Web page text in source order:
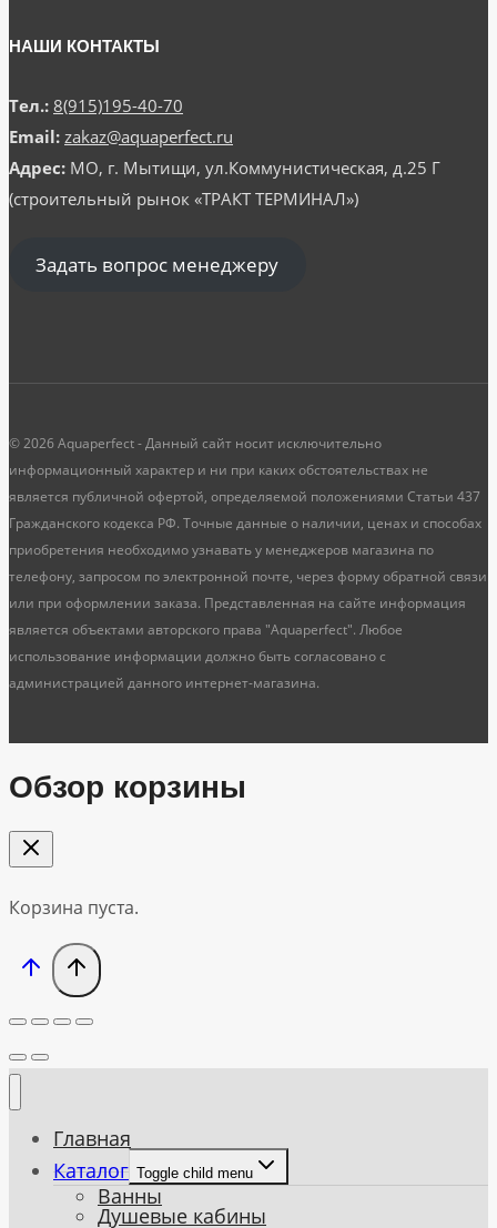
НАШИ КОНТАКТЫ
Тел.: 8(915)195-40-70
Email: zakaz@aquaperfect.ru
Адрес: МО, г. Мытищи, ул.Коммунистическая, д.25 Г
(строительный рынок «ТРАКТ ТЕРМИНАЛ»)
Задать вопрос менеджеру
© 2026 Aquaperfect - Данный сайт носит исключительно
информационный характер и ни при каких обстоятельствах не
является публичной офертой, определяемой положениями Статьи 437
Гражданского кодекса РФ. Точные данные о наличии, ценах и способах
приобретения необходимо узнавать у менеджеров магазина по
телефону, запросом по электронной почте, через форму обратной связи
или при оформлении заказа. Представленная на сайте информация
является объектами авторского права "Aquaperfect". Любое
использование информации должно быть согласовано с
администрацией данного интернет-магазина.
Обзор корзины
Корзина пуста.
Главная
Каталог Toggle child menu
Ванны
Душевые кабины